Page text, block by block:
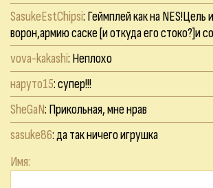
SasukeEstChipsi: Геймплей как на NES!Цель
ворон,армию саске [и откуда его стоко?]и
vova-kakashi: Неплохо
наруто15: супер!!!
SheGaN: Прикольная, мне нрав
sasuke86: да так ничего игрушка
Имя: